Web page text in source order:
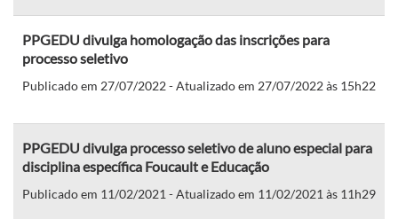
PPGEDU divulga homologação das inscrições para
processo seletivo
Publicado em 27/07/2022 - Atualizado em 27/07/2022 às 15h22
PPGEDU divulga processo seletivo de aluno especial para
disciplina específica Foucault e Educação
Publicado em 11/02/2021 - Atualizado em 11/02/2021 às 11h29